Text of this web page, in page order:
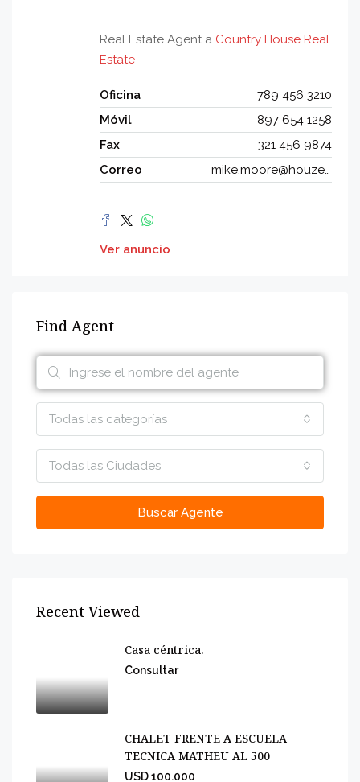
Real Estate Agent a Country House Real
Estate
Oficina
789 456 3210
Móvil
897 654 1258
Fax
321 456 9874
Correo
mike.moore@houzez.co
Ver anuncio
Find Agent
Todas las categorías
Todas las Ciudades
Buscar Agente
Recent Viewed
Casa céntrica.
Consultar
CHALET FRENTE A ESCUELA
TECNICA MATHEU AL 500
U$D 100.000